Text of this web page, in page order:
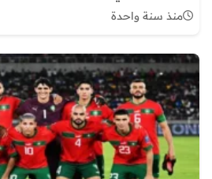
منذ سنة واحدة